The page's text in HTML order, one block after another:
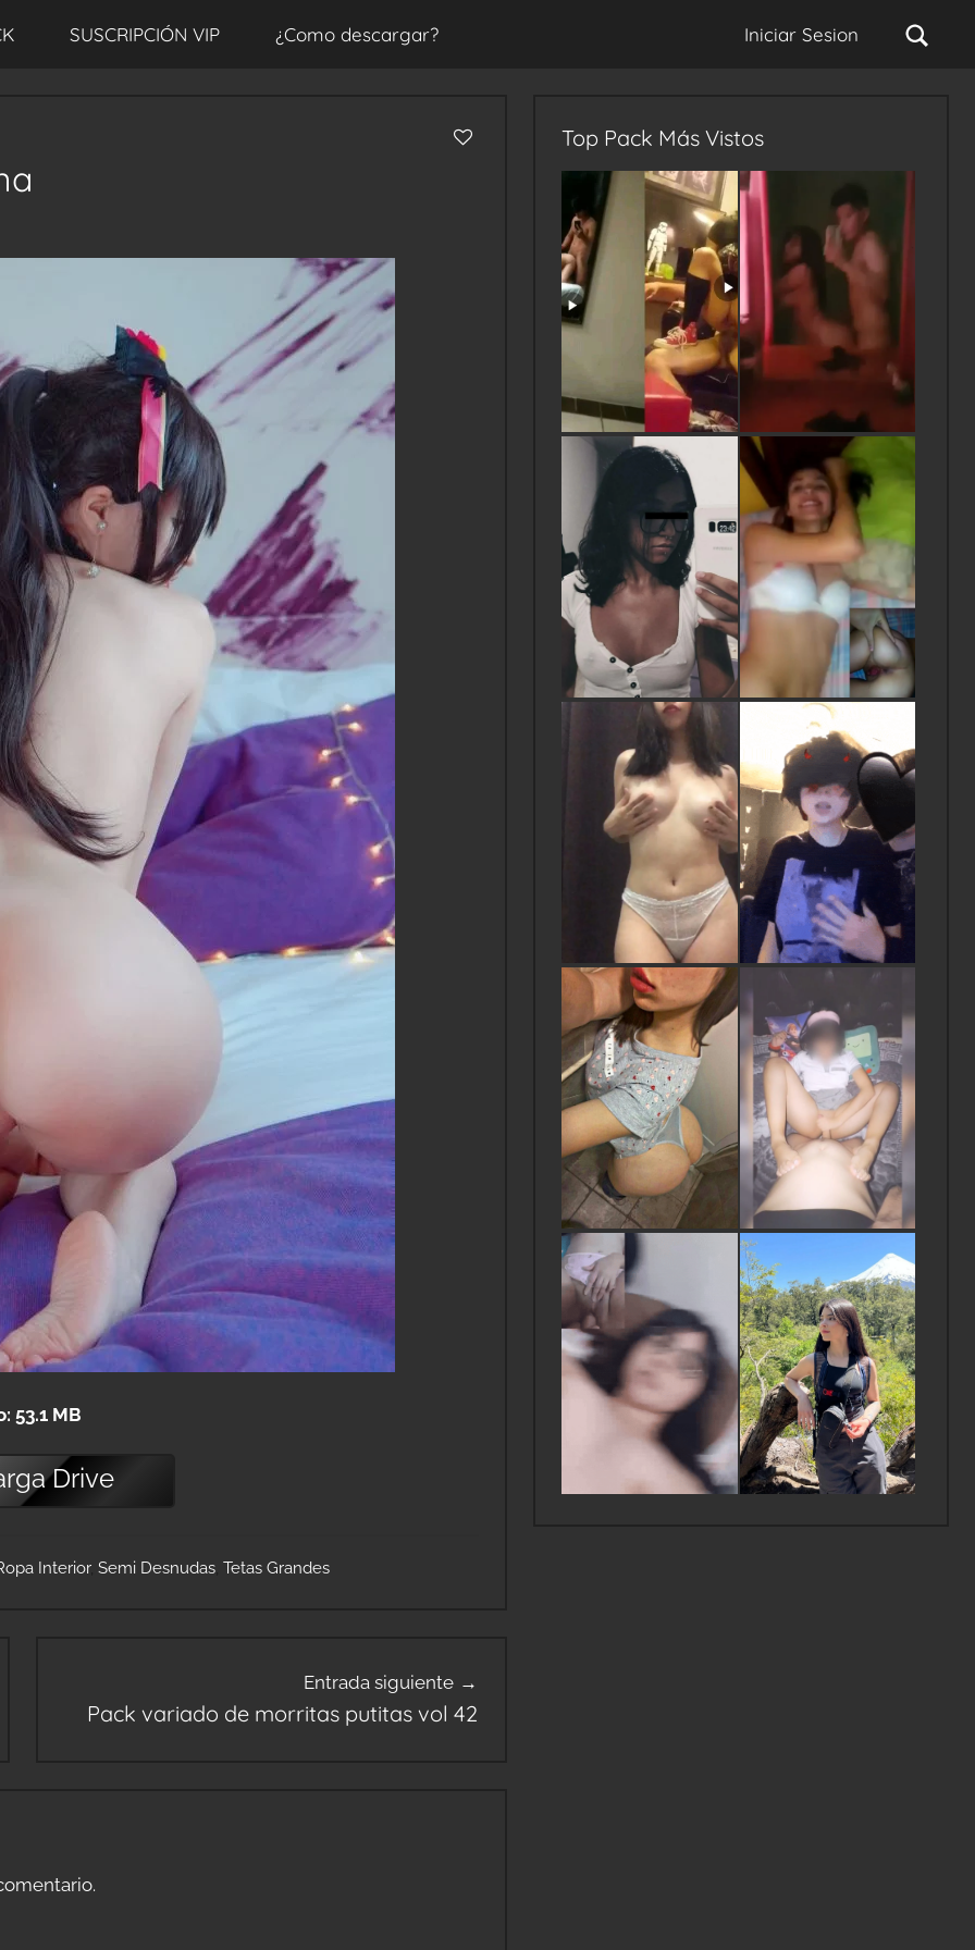
SUSCRIPCIÓN VIP ¿Como descargar? Iniciar Sesion
53.1 MB
Drive
Interior, Semi Desnudas, Tetas Grandes
Entrada siguiente
Pack variado de morritas putitas vol 42
Top Pack Más Vistos